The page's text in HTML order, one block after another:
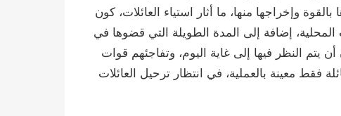
وإخراجها منها، ما أثار استياء العائلات، كون
إضافة إلى المدة الطويلة التي قضوها في
الطعون التي قدموها منذ سنة 2009 دون أن يتم النظر فيها إلى غاية اليوم، وتفاجئهم قوات
بأمر المغادرة وإخلاء البيوت.للإشارة فإن 11 عائلة فقط معينة بالعملية، في انتظار ترحيل العائلات